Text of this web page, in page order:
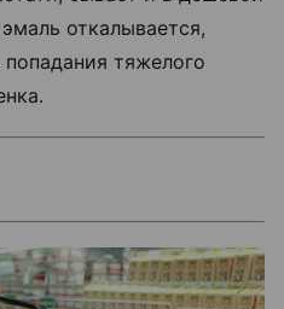
откалывается,
попадания тяжелого